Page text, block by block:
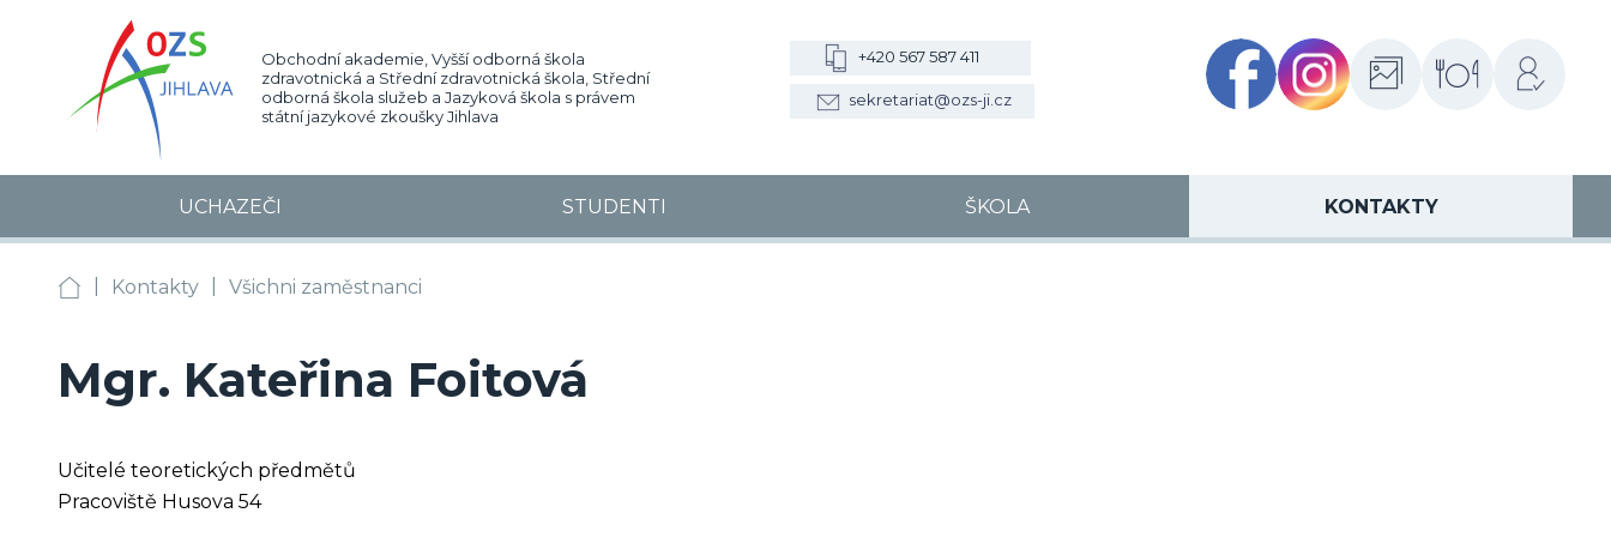
Obchodní akademie, Vyšší odborná škola
zdravotnická a Střední zdravotnická škola, Střední
odborná škola služeb a Jazyková škola s právem
státní jazykové zkoušky Jihlava
+420 567 587 411
sekretariat@ozs-ji.cz
FacebookInstagramFotogalerieŠkolní
jídelny
Přihlášení
UCHAZEČI STUDENTI ŠKOLA KONTAKTY
OA, VOŠZ a SZŠ, SOŠS Jihlava
Kontakty Všichni zaměstnanci
Mgr. Kateřina Foitová
Učitelé teoretických předmětů
Pracoviště Husova 54